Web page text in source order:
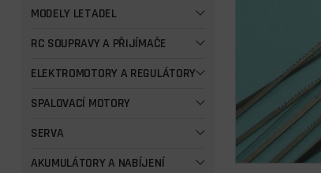
MODELY LETADEL
RC SOUPRAVY A PŘIJÍMAČE
ELEKTROMOTORY A REGULÁTORY
SPALOVACÍ MOTORY
SERVA
AKUMULÁTORY A NABÍJENÍ